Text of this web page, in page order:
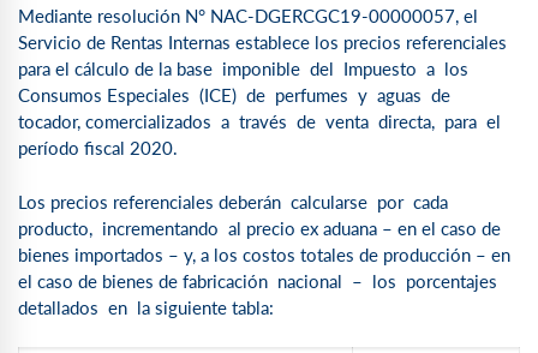
Mediante resolución N° NAC-DGERCGC19-00000057, el
Servicio de Rentas Internas establece los precios referenciales
para el cálculo de la base imponible del Impuesto a los
Consumos Especiales (ICE) de perfumes y aguas de
tocador, comercializados a través de venta directa, para el
período fiscal 2020.
Los precios referenciales deberán calcularse por cada
producto, incrementando al precio ex aduana – en el caso de
bienes importados – y, a los costos totales de producción – en
el caso de bienes de fabricación nacional – los porcentajes
detallados en la siguiente tabla: